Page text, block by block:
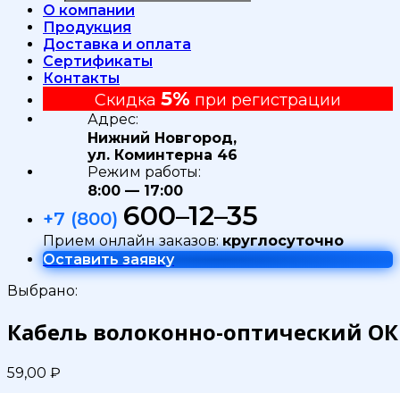
О компании
Продукция
Доставка и оплата
Сертификаты
Контакты
Скидка 5% при регистрации
Адрес:
Нижний Новгород,
ул. Коминтерна 46
Режим работы:
8:00 — 17:00
+7 (800) 600–12–35
Прием онлайн заказов:круглосуточно
Оставить заявку
Выбрано:
Кабель волоконно-оптический
59,00 ₽